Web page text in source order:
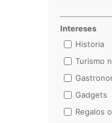
Intereses
Historia
Turismo
Gadgets
Regalos